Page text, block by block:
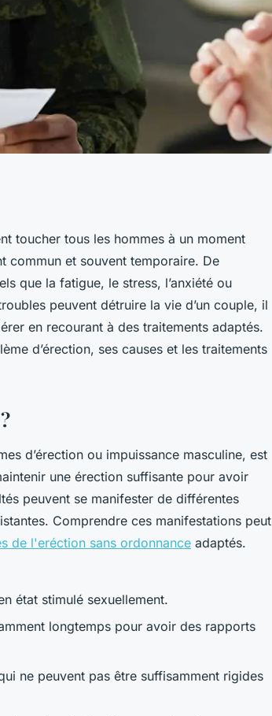
sans
toucher tous les hommes à un moment
commun et souvent temporaire. De
que la fatigue, le stress, l’anxiété ou
peuvent détruire la vie d’un couple, il
en recourant à des traitements adaptés.
d’érection, ses causes et les traitements
d’érection ou impuissance masculine, est
une érection suffisante pour avoir
peuvent se manifester de différentes
Comprendre ces manifestations peut
de l'eréction sans ordonnance adaptés.
état stimulé sexuellement.
longtemps pour avoir des rapports
ne peuvent pas être suffisamment rigides